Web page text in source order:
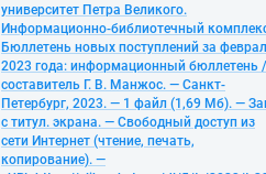
университет Петра Великого.
Информационно-библиотечный
Бюллетень новых поступлений за
2023 года: информационный бюллетень /
составитель Г. В. Манжос. — Санкт-
Петербург, 2023. — 1 файл (1,69 Мб). —
с титул. экрана. — Свободный доступ из
сети Интернет (чтение, печать,
копирование). —